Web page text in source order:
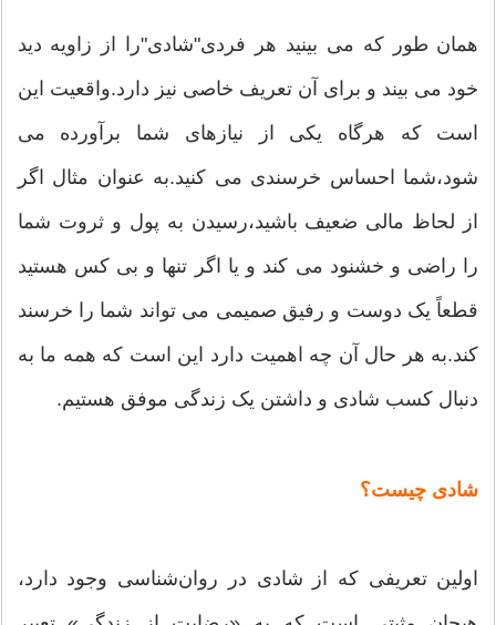
همان طور که می بینید هر فردی"شادی"را از زاویه دید
خود می بیند و برای آن تعریف خاصی نیز دارد.واقعیت این
است که هرگاه یکی از نیازهای شما برآورده می
شود،شما احساس خرسندی می کنید.به عنوان مثال اگر
از لحاظ مالی ضعیف باشید،رسیدن به پول و ثروت شما
را راضی و خشنود می کند و یا اگر تنها و بی کس هستید
قطعاً یک دوست و رفیق صمیمی می تواند شما را خرسند
کند.به هر حال آن چه اهمیت دارد این است که همه ما به
دنبال کسب شادی و داشتن یک زندگی موفق هستیم.
شادی چیست؟
اولین تعریفی كه از شادی در روان‌شناسی وجود دارد،